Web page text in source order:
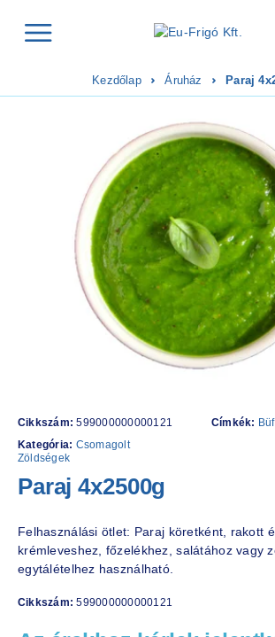
Kezdőlap Áruház Paraj
Cikkszám:599000000000121
Kategória: Csomagolt
Zöldségek
Címkék:
Paraj 4x2500g
Felhasználási ötlet: Paraj köretként, rakott
krémleveshez, főzelékhez, salátához vagy
egytálételhez használható.
Cikkszám:599000000000121